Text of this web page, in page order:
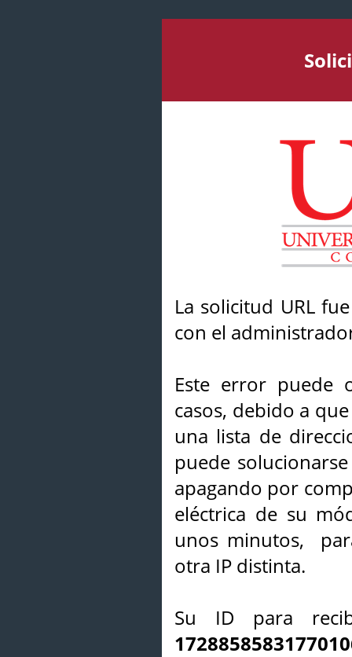
La solicitud URL
con el
Este error puede
casos, debido a
una lista de
puede
apagando por
eléctrica de su
unos minutos,
otra IP distinta.
Su ID para